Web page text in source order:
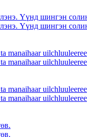
Үүнд шингэн
Үүнд шингэн
manaihaar uilchluuleeree
manaihaar uilchluuleeree
manaihaar uilchluuleeree
manaihaar uilchluuleeree